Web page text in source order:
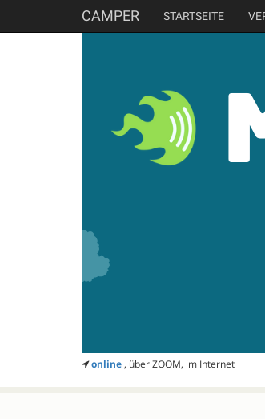
CAMPER STARTSEITE
online, über ZOOM, im Internet